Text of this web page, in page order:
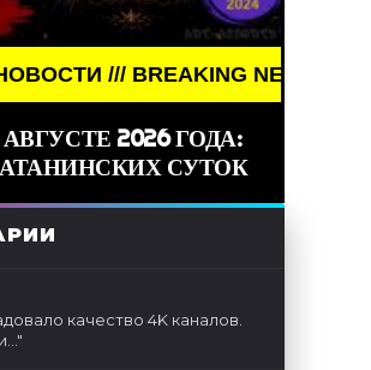
NEWS /// НОВОСТИ (СМИ)
2026 ГОДА:
СУТОК
качество 4K каналов.
"